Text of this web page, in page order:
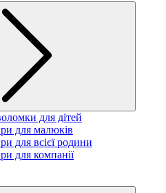
для дітей
для малюків
для всієї родини
для компанії